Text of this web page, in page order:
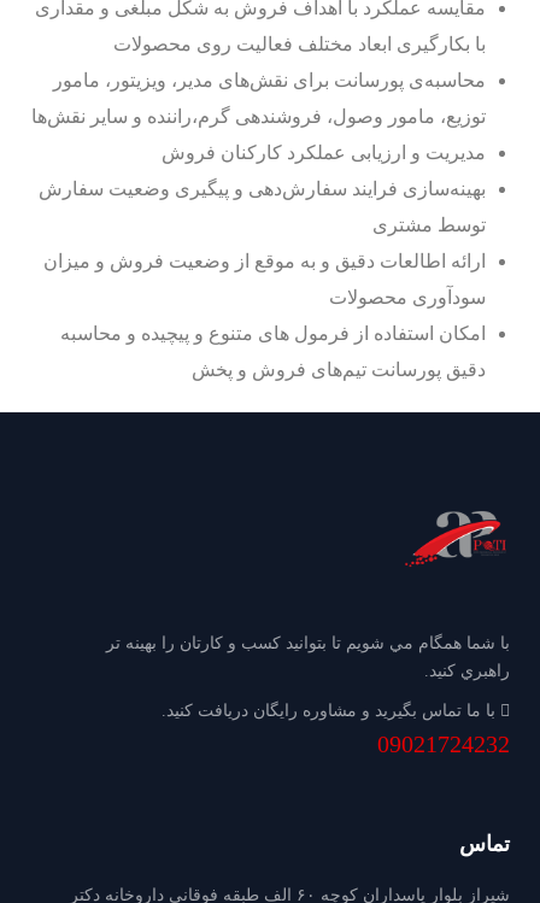
مقایسه عملکرد با اهداف فروش به شکل مبلغی و مقداری
با بکارگیری ابعاد مختلف فعالیت روی محصولات
محاسبه‌ی پورسانت برای نقش‌های مدیر، ویزیتور، مامور
توزیع، مامور وصول، فروشندهی گرم،راننده و سایر نقش‌ها
مدیریت و ارزیابی عملکرد کارکنان فروش
بهینه‌‌‌سازی فرایند سفارش‌دهی و پیگیری وضعیت سفارش
توسط مشتری
ارائه اطالعات دقیق و به موقع از وضعیت فروش و میزان
سودآوری محصولات
امکان استفاده از فرمول های متنوع و پیچیده و محاسبه
دقیق پورسانت تیم‌های فروش و پخش
با شما همگام مي شويم تا بتوانيد كسب و كارتان را بهينه تر
راهبري كنيد.
با ما تماس بگيريد و مشاوره رايگان دريافت كنيد.
09021724232
تماس
شیراز بلوار پاسداران کوچه ۶۰ الف طبقه فوقانی داروخانه دکتر